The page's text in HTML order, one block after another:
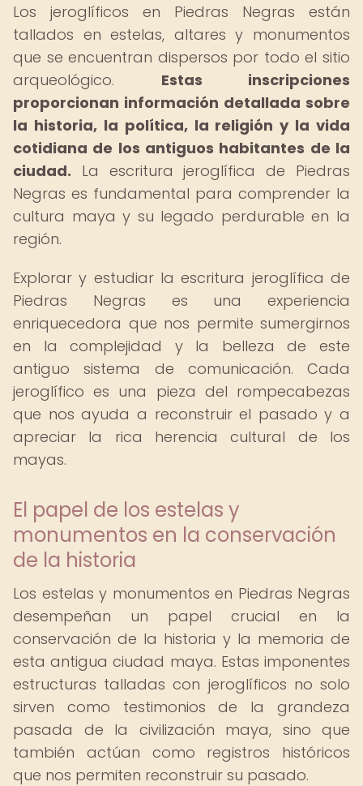
Los jeroglíficos en Piedras Negras están
tallados en estelas, altares y monumentos
que se encuentran dispersos por todo el sitio
arqueológico. Estas inscripciones
proporcionan información detallada sobre
la historia, la política, la religión y la vida
cotidiana de los antiguos habitantes de la
ciudad. La escritura jeroglífica de Piedras
Negras es fundamental para comprender la
cultura maya y su legado perdurable en la
región.
Explorar y estudiar la escritura jeroglífica de
Piedras Negras es una experiencia
enriquecedora que nos permite sumergirnos
en la complejidad y la belleza de este
antiguo sistema de comunicación. Cada
jeroglífico es una pieza del rompecabezas
que nos ayuda a reconstruir el pasado y a
apreciar la rica herencia cultural de los
mayas.
El papel de los estelas y
monumentos en la conservación
de la historia
Los estelas y monumentos en Piedras Negras
desempeñan un papel crucial en la
conservación de la historia y la memoria de
esta antigua ciudad maya. Estas imponentes
estructuras talladas con jeroglíficos no solo
sirven como testimonios de la grandeza
pasada de la civilización maya, sino que
también actúan como registros históricos
que nos permiten reconstruir su pasado.